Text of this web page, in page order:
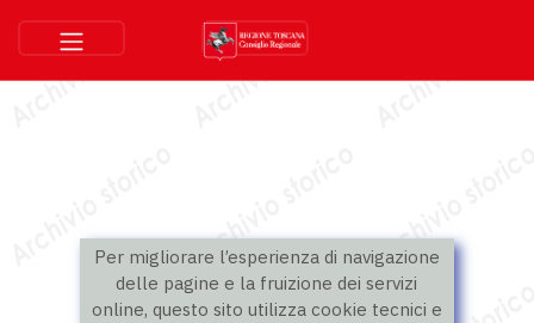
Per migliorare l’esperienza di navigazione
delle pagine e la fruizione dei servizi
online, questo sito utilizza cookie tecnici e